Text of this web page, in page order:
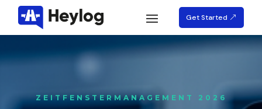
Get Started
ZEITFENSTERMANAGEMENT 2026